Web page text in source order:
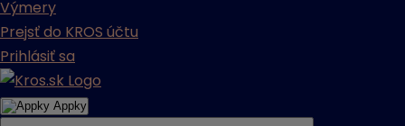
Výmery
Prejsť do KROS účtu
Prihlásiť sa
Appky